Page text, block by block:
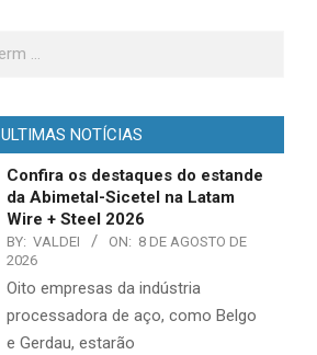
ULTIMAS NOTÍCIAS
Confira os destaques do estande
da Abimetal-Sicetel na Latam
Wire + Steel 2026
BY: VALDEI ON: 8 DE AGOSTO DE
2026
Oito empresas da indústria
processadora de aço, como Belgo
e Gerdau, estarão